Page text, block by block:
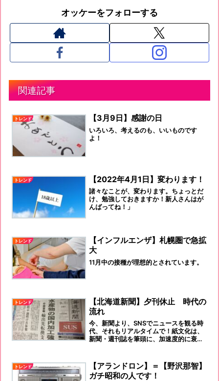
オッケーをフォローする
関連記事
トレンド 【3月9日】感謝の日
いろいろ、考えるのも、いいものです
よ！
トレンド 【2022年4月1日】変わります！
諸々なことが、変わります。ちょっとだ
け、勉強しておきますか！新人さんはが
んばってね！」
トレンド
【インフルエンザ】札幌圏で急拡
大
11月中の接種が理想的とされています。
トレンド
【北海道新聞】夕刊休止 時代の
流れ
今、新聞より、SNSでニュースを観る時
代、それもリアルタイムで！紙文化は、
新聞・週刊誌を筆頭に、加速度的に衰退
トレンド
【アランドロン】＝【野沢那智】
ガチ昭和の人です！